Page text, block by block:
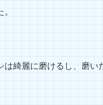
は綺麗に磨けるし、磨